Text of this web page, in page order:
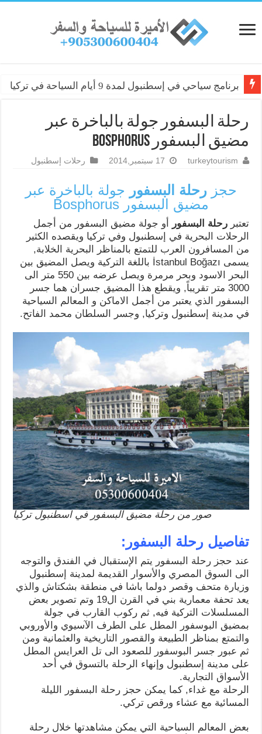
برنامج سياحي في إسطنبول لمدة 9 أيام السياحة في تركيا
رحلة البسفور جولة بالباخرة عبر
مضيق البسفور Bosphorus
turkeytourism 17 سبتمبر,2014 رحلات إسطنبول
حجز رحلة البسفور جولة بالباخرة عبر
مضيق البسفور Bosphorus
تعتبررحلة البسفور
أو جولة مضيق البسفور من أجمل
الرحلات البحرية في إسطنبول وفي تركيا ويقصده الكثير
من المسافرون العرب للتمتع بالمناظر البحرية الخلابة,
يسمى İstanbul Boğazı باللغة التركية ويصل المضيق بين
البحر الاسود وبحر مرمرة ويصل عرضه بين 550 متر الى
3000 متر تقريباً, ويقطع هذا المضيق جسران هما جسر
البسفور الذي يعتبر من أجمل الاماكن و المعالم السياحية
في مدينة إسطنبول وتركيا, وجسر السلطان محمد الفاتح.
صور من رحلة مضيق البسفور في اسطنبول تركيا
تفاصيل رحلة البسفور:
عند حجز رحلة البسفور يتم الإستقبال في الفندق والتوجه
الى السوق المصري والأسوار القديمة لمدينة إسطنبول
وزيارة متحف وقصر دولما باشا في منطقة بشكتاش والذي
يعد تحفة معمارية بني في القرن ال19 وتم تصوير بعض
المسلسلات التركية فيه, ثم ركوب القارب في جولة
بمضيق البوسفور المطل على الطرف الآسيوي والأوروبي
والتمتع بمناظر الطبيعة والقصور التاريخية والعثمانية ومن
ثم عبور جسر البوسفور للصعود الى تل العرايس المطل
على مدينة إسطنبول وإنهاء الرحلة بالتسوق في أحد
الأسواق التجارية.
الرحلة مع غداء, كما يمكن حجز رحلة البسفور الليلة
المسائية مع عشاء ورقص تركي.
بعض المعالم السياحية التي يمكن مشاهدتها خلال رحلة